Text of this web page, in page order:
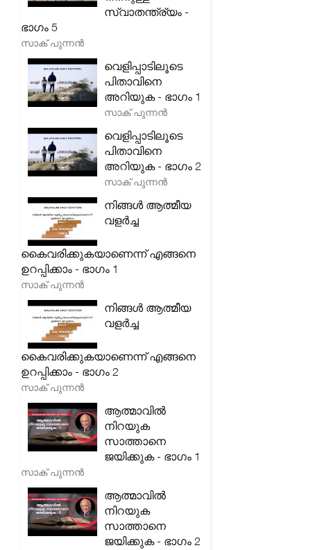
സ്വാതന്ത്ര്യം -
ഭാഗം 5
സാക് പുന്നൻ
വെളിപ്പാടിലൂടെ
പിതാവിനെ
അറിയുക - ഭാഗം 1
സാക് പുന്നൻ
വെളിപ്പാടിലൂടെ
പിതാവിനെ
അറിയുക - ഭാഗം 2
സാക് പുന്നൻ
നിങ്ങൾ ആത്മീയ
വളർച്ച
കൈവരിക്കുകയാണെന്ന് എങ്ങനെ
ഉറപ്പിക്കാം - ഭാഗം 1
സാക് പുന്നൻ
നിങ്ങൾ ആത്മീയ
വളർച്ച
കൈവരിക്കുകയാണെന്ന് എങ്ങനെ
ഉറപ്പിക്കാം - ഭാഗം 2
സാക് പുന്നൻ
ആത്മാവിൽ
നിറയുക
സാത്താനെ
ജയിക്കുക - ഭാഗം 1
സാക് പുന്നൻ
ആത്മാവിൽ
നിറയുക
സാത്താനെ
ജയിക്കുക - ഭാഗം 2